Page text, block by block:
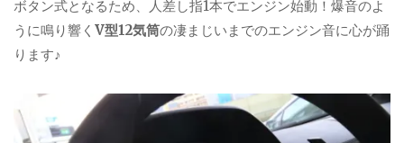
ボタン式となるため、人差し指1本でエンジン始動！爆音のよ
うに鳴り響く V型12気筒の凄まじいまでのエンジン音に心が踊
ります♪